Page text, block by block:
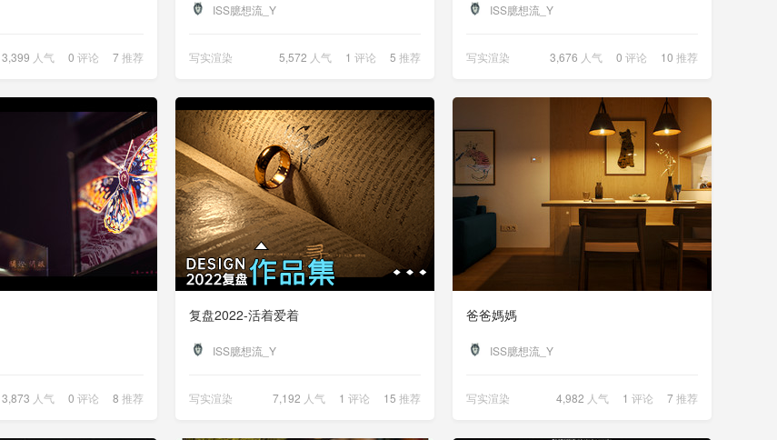
3,399 人气 0 评论 7推荐
ISS臆想流_Y
写实渲染 5,572 人气 1 评论 5 推荐
ISS臆想流_Y
写实渲染 3,676 人气 0 评论 10 推荐
3,873 人气 0 评论 8 推荐
复盘2022-活着爱着
ISS臆想流_Y
写实渲染 7,192 人气 1 评论 15 推荐
爸爸媽媽
ISS臆想流_Y
写实渲染 4,982 人气 1 评论 7推荐